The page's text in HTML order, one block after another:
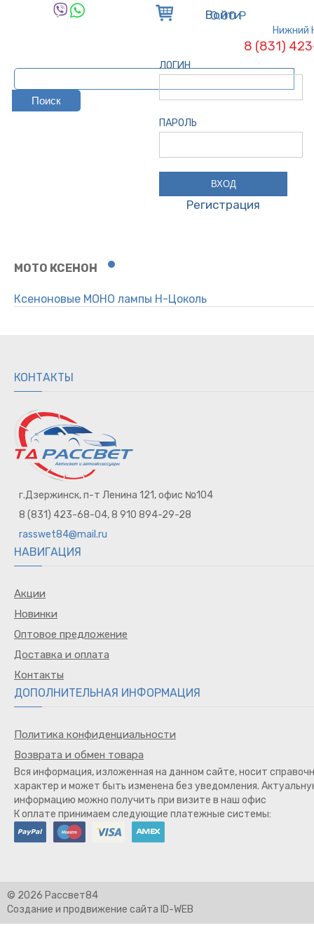
Нижний
8 (831)
Войти
ЛОГИН
ПАРОЛЬ
Регистрация
0.00 Р
МОТО КСЕНОН
Ксеноновые МОНО лампы Н-Цоколь
Монтаж би-линз
Блоки розжига
Штатные блоки розжига
Штатные ксеноновые лампы
МОТО ксенон
Ксенон заднего хода
КОНТАКТЫ
г.Дзержинск, п-т Ленина 121, офис №104
8 (831) 423-68-04, 8 910 894-29-28
rasswet84@mail.ru
НАВИГАЦИЯ
Акции
Новинки
Оптовое предложение
Доставка и оплата
Контакты
ДОПОЛНИТЕЛЬНАЯ ИНФОРМАЦИЯ
Политика конфиденциальности
Возврата и обмен товара
Вся информация, изложенная на данном сайте, носит
характер и может быть изменена без уведомления.
информацию можно получить при визите в наш офис
К оплате принимаем следующие платежные системы:
© 2026 Рассвет84
Создание и продвижение сайта ID-WEB